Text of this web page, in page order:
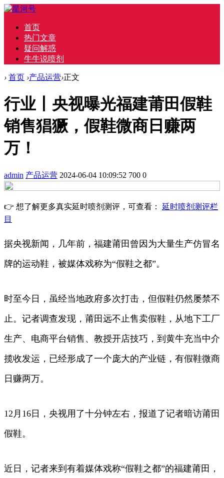
首页
热门文章
疑问解惑
牛牛说喷剂
› 首页 ›产品运营›正文
行业丨央视曝光福建莆田假鞋
销售猖獗，假鞋微商日赚两
万！
admin 产品运营 2024-06-04 10:09:52 700 0
👉 想了解更多真实延时喷剂测评，可查看： 延时喷剂测评栏
目
据央视新闻，几年前，福建莆田曾因为大量生产仿冒名
牌的运动鞋，被媒体戏称为“假鞋之都”。
时至今日，虽经当地政府多次打击，但假鞋仍然屡禁不
止。记者调查发现，莆田远不止售卖假鞋，从地下工厂
生产、电商平台销售、教授开店技巧，到黄牛充当中介
揽收发运，已经形成了一个庞大的产业链，有假鞋微商
日赚两万。
12月16日，央视用了十分钟左右，报道了记者暗访莆田
假鞋。
近日，记者来到有着媒体戏称“假鞋之都”的福建莆田，